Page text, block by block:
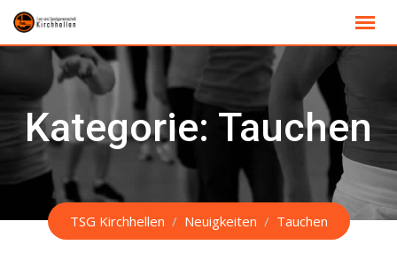
Skip
Kategorie: Tauchen
TSG Kirchhellen / Neuigkeiten / Tauchen